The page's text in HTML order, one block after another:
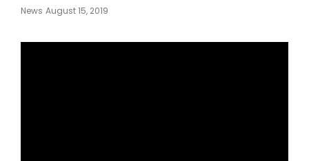
News Posted
August 15, 2019